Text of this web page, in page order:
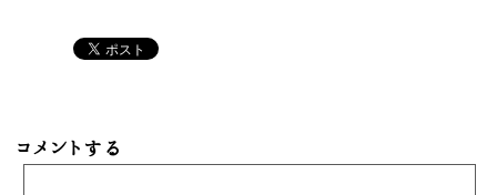
コメントする